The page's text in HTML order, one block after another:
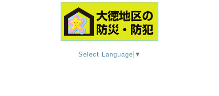
Select Language ▼